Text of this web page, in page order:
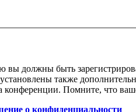
вы должны быть
также
Помните, что
о конфиденциальности